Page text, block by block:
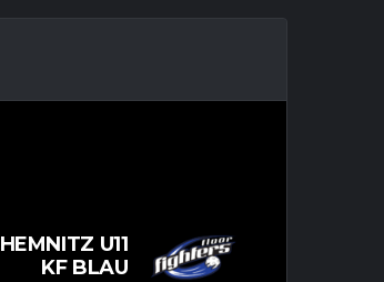
U11
KF BLAU